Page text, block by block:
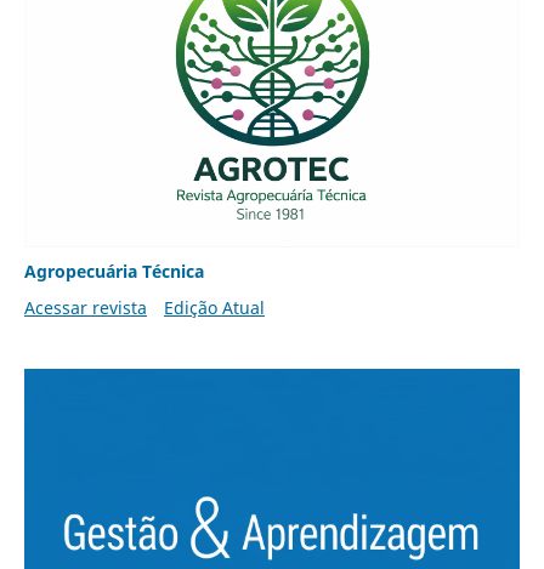
Agropecuária Técnica
Acessar revista
Edição Atual